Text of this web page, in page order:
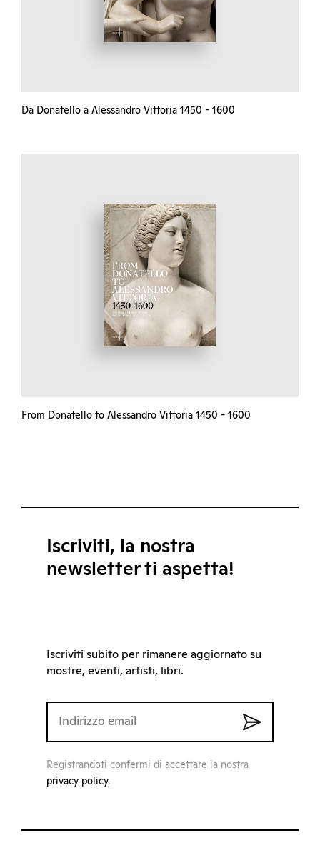
Da Donatello a Alessandro Vittoria 1450 - 1600
From Donatello to Alessandro Vittoria 1450 - 1600
Iscriviti, la nostra
newsletter ti aspetta!
Iscriviti subito per rimanere aggiornato su
mostre, eventi, artisti, libri.
Registrandoti confermi di accettare la nostra
privacy policy.